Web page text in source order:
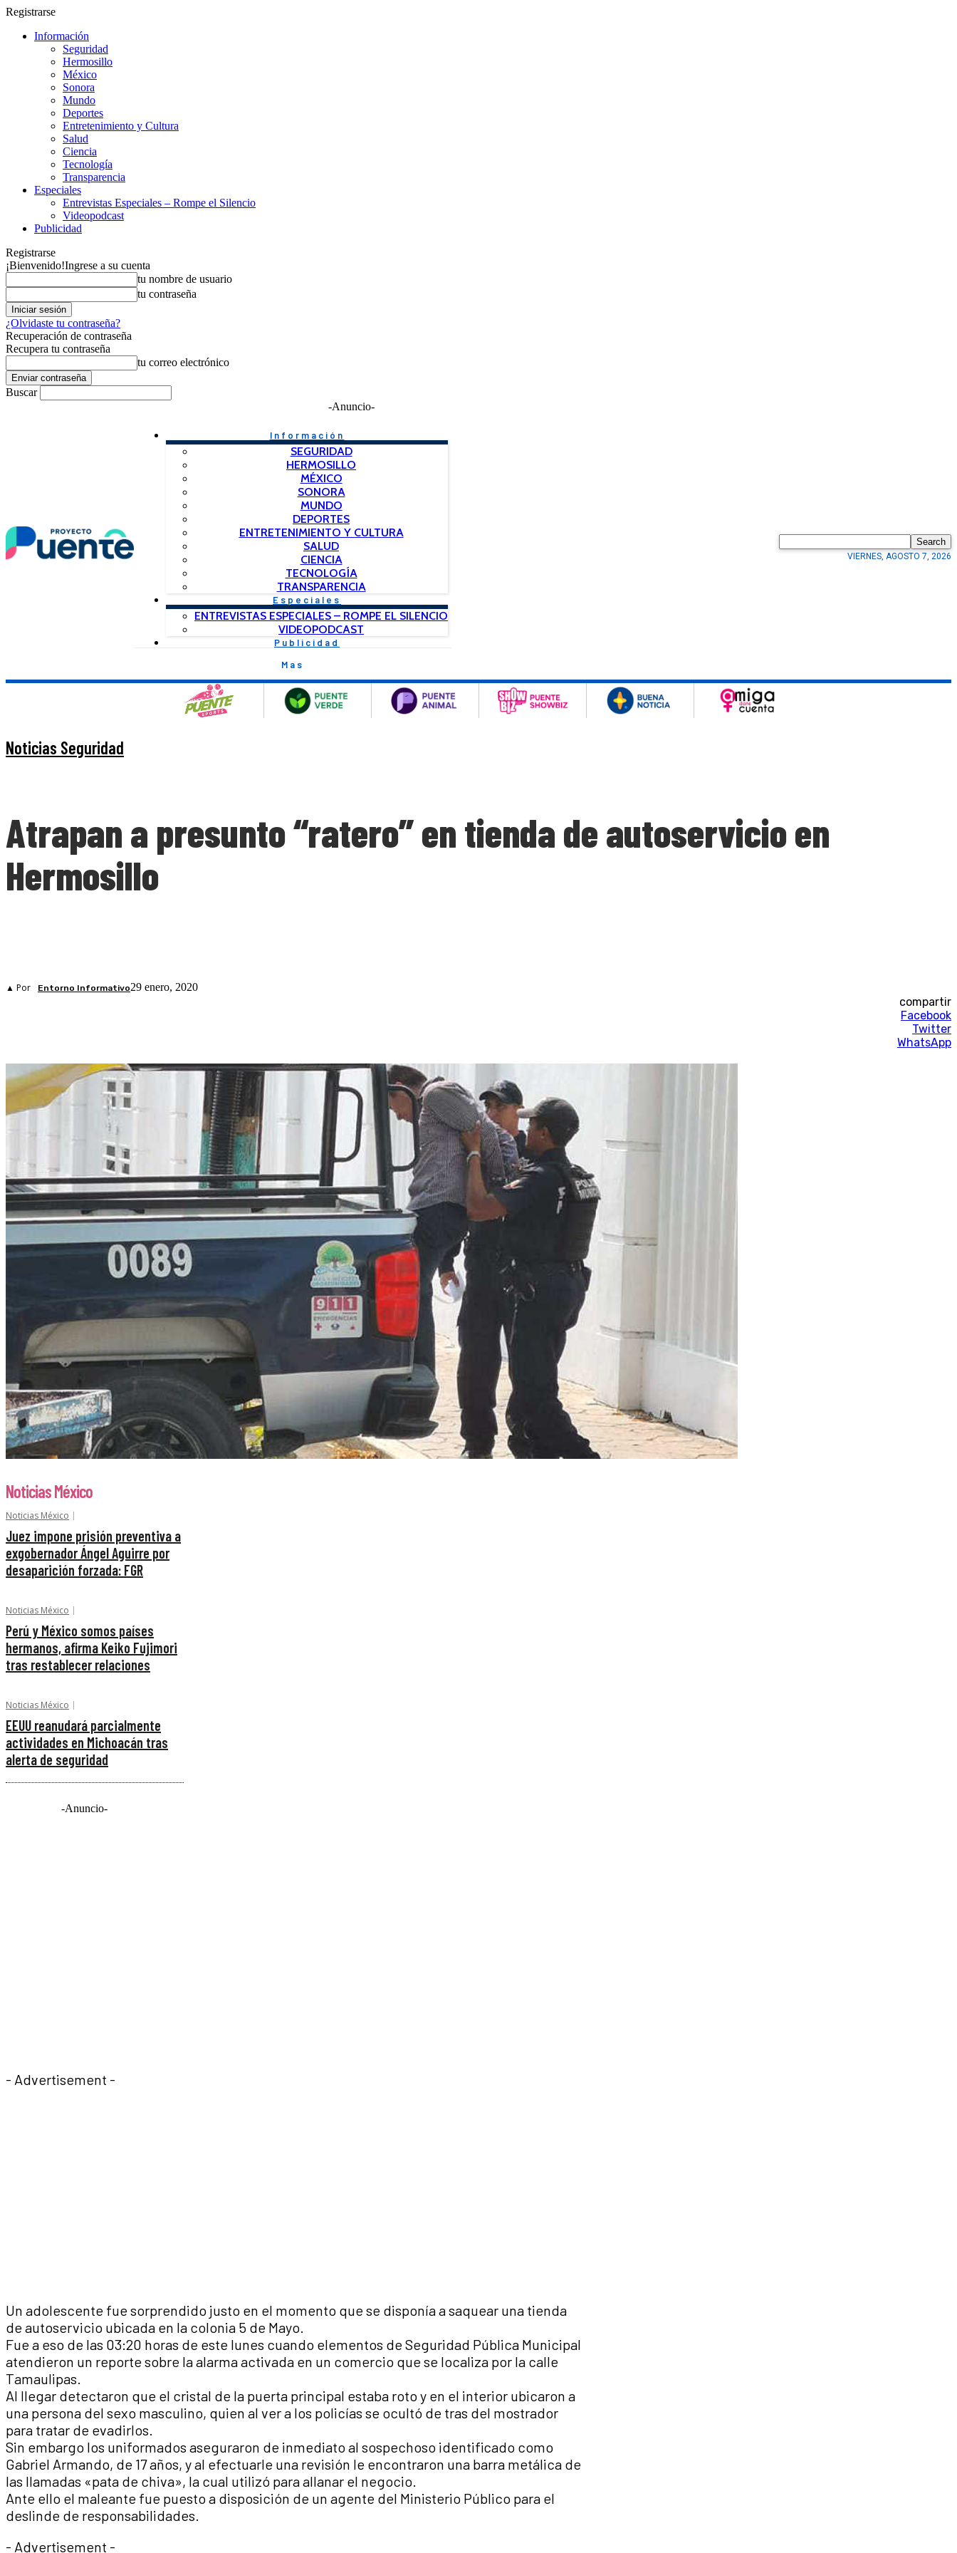
Registrarse
Información
Seguridad
Hermosillo
México
Sonora
Mundo
Deportes
Entretenimiento y Cultura
Salud
Ciencia
Tecnología
Transparencia
Especiales
Entrevistas Especiales – Rompe el Silencio
Videopodcast
Publicidad
Registrarse
¡Bienvenido!Ingrese a su cuenta
tu nombre de usuario
tu contraseña
¿Olvidaste tu contraseña?
Recuperación de contraseña
Recupera tu contraseña
tu correo electrónico
Buscar
-Anuncio-
Información
SEGURIDAD
HERMOSILLO
MÉXICO
SONORA
MUNDO
DEPORTES
ENTRETENIMIENTO Y CULTURA
SALUD
CIENCIA
TECNOLOGÍA
TRANSPARENCIA
Especiales
ENTREVISTAS ESPECIALES – ROMPE EL SILENCIO
VIDEOPODCAST
Publicidad
Mas
Search
VIERNES, AGOSTO 7, 2026
Noticias Seguridad
Atrapan a presunto “ratero” en tienda de autoservicio en
Hermosillo
▲ Por Entorno Informativo29 enero, 2020
compartir
Facebook
Twitter
WhatsApp
Noticias México
Noticias México
Juez impone prisión preventiva a
exgobernador Ángel Aguirre por
desaparición forzada: FGR
Noticias México
Perú y México somos países
hermanos, afirma Keiko Fujimori
tras restablecer relaciones
Noticias México
EEUU reanudará parcialmente
actividades en Michoacán tras
alerta de seguridad
-Anuncio-
- Advertisement -
Un adolescente fue sorprendido justo en el momento que se disponía a saquear una tienda
de autoservicio ubicada en la colonia 5 de Mayo.
Fue a eso de las 03:20 horas de este lunes cuando elementos de Seguridad Pública Municipal
atendieron un reporte sobre la alarma activada en un comercio que se localiza por la calle
Tamaulipas.
Al llegar detectaron que el cristal de la puerta principal estaba roto y en el interior ubicaron a
una persona del sexo masculino, quien al ver a los policías se ocultó de tras del mostrador
para tratar de evadirlos.
Sin embargo los uniformados aseguraron de inmediato al sospechoso identificado como
Gabriel Armando, de 17 años, y al efectuarle una revisión le encontraron una barra metálica de
las llamadas «pata de chiva», la cual utilizó para allanar el negocio.
Ante ello el maleante fue puesto a disposición de un agente del Ministerio Público para el
deslinde de responsabilidades.
- Advertisement -